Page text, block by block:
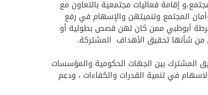
إقامة فعاليات مجتمعية بالتعاون مع
المجتمع وتنميتهن والإسهام في رفع
لشرطة أبوظبي ممن كان لهن قصص بطولية أو
من شأنها تحقيق الأهداف المشتركة.
المشترك بين الجهات الحكومية والمؤسسات
في تنمية القدرات والكفاءات ، ودعم